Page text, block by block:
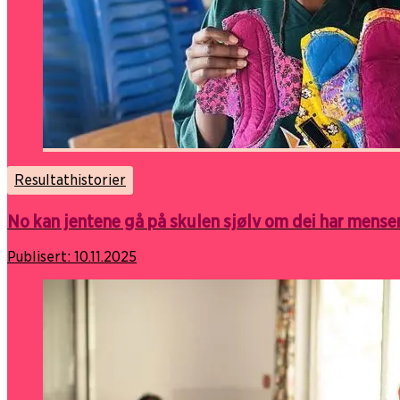
Resultathistorier
No kan jentene gå på skulen sjølv om dei har
Publisert: 10.11.2025